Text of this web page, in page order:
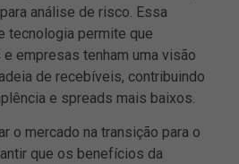
análise de risco. Essa
tecnologia permite que
empresas tenham uma visão
de recebíveis, contribuindo
e spreads mais baixos.
o mercado na transição para o
que os benefícios da